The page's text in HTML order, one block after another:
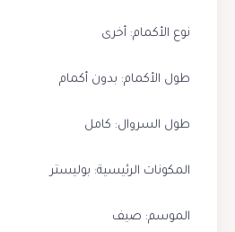
نوع الأكمام: أخرى
طول الأكمام: بدون أكمام
طول السروال: كامل
المكونات الرئيسية: بوليستر
الموسم: صيف